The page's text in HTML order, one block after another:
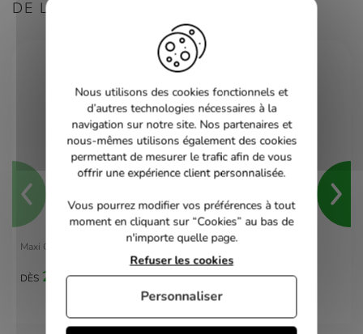
DE LA MÊME CONSOLE
Maxi Quiz du Foot Francais - PS2
DÈS 2,00 €
Nous utilisons des cookies fonctionnels et
d’autres technologies nécessaires à la
navigation sur notre site. Nos partenaires et
nous-mêmes utilisons également des cookies
permettant de mesurer le trafic afin de vous
offrir une expérience client personnalisée.
Vous pourrez modifier vos préférences à tout
moment en cliquant sur “Cookies” au bas de
n'importe quelle page.
Refuser les cookies
Personnaliser